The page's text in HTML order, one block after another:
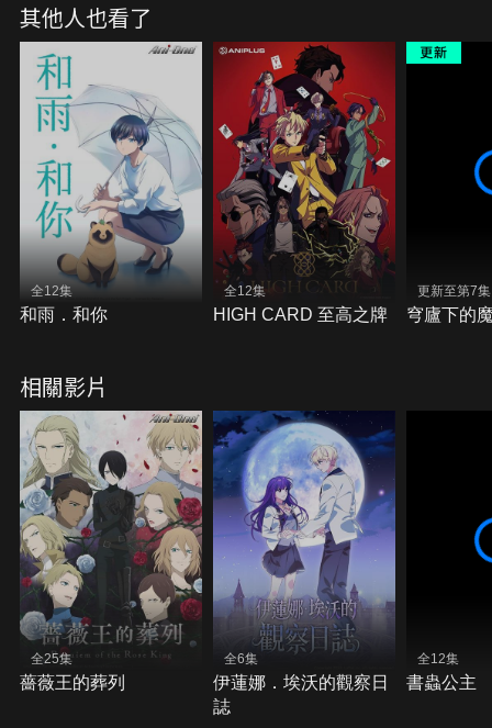
其他人也看了
全12集
和雨．和你
全12集
HIGH CARD 至高之牌
更新至第7集
穹廬下的
相關影片
全25集
薔薇王的葬列
全6集
伊蓮娜．埃沃的觀察日
誌
全12集
書蟲公主